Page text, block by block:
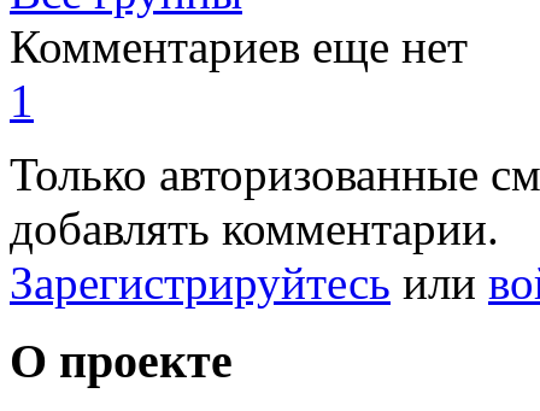
Комментариев еще нет
1
Только авторизованные
добавлять комментарии.
Зарегистрируйтесь или
О проекте